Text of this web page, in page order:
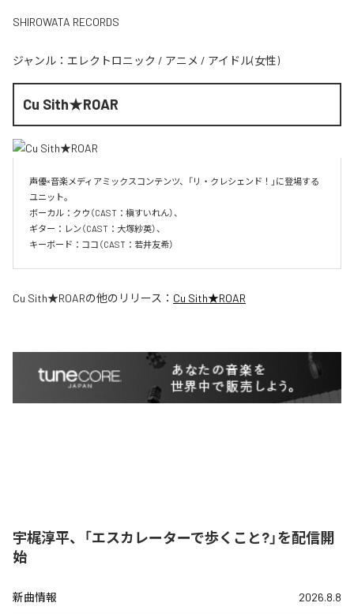
SHIROWATA RECORDS
ジャンル： エレクトロニック / アニメ / アイドル(女性)
Cu Sith★ROAR
声優×音楽メディアミックスコンテンツ、「リ・クレシェンド！」に登場する
ユニット。
ボーカル：クウ（CAST：槇すいれん）、
ギター：レン（CAST：大塚紗英）、
キーボード：ココ（CAST：若井友希）
Cu Sith★ROARの他のリリース： Cu Sith★ROAR
宇梶淳平、「エスカレーターで歩くこと?」を配信開
始
新曲情報 2026.8.8